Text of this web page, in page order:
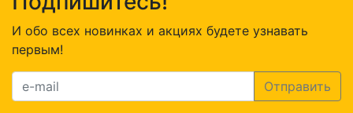
И обо всех новинках и акциях будете узнавать
первым!